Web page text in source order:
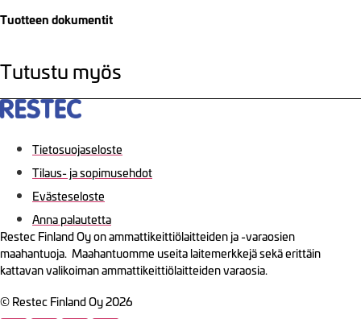
Tuotteen dokumentit
Tutustu myös
Tietosuojaseloste
Tilaus- ja sopimusehdot
Evästeseloste
Anna palautetta
Restec Finland Oy on ammattikeittiölaitteiden ja -varaosien
maahantuoja. Maahantuomme useita laitemerkkejä sekä erittäin
kattavan valikoiman ammattikeittiölaitteiden varaosia.
© Restec Finland Oy 2026